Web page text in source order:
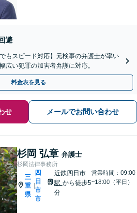
避
もスピード対応】元検事の弁護士が率い
広い犯罪の加害者弁護に対応。
料金表を見る
せ メールでお問い合わせ
杉岡 弘章 弁護士
杉岡法律事務所
三
重
県
四
日
市
市
近鉄四日市
駅 から徒歩5
分
営業時間：09:00
~18:00（平日）